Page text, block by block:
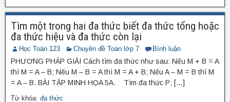
Tìm một trong hai đa thức biết đa thức tổng hoặc
đa thức hiệu và đa thức còn lại
Học Toán 123 Chuyên đề Toán lớp 7 Bình luận
PHƯƠNG PHÁP GIẢI Cách tìm đa thức như sau: Nếu M + B = A
thì M = A – B; Nếu M – B = A thì M = A + B; Nếu A – M = B thì M
= A – B. BÀI TẬP MINH HỌA 5A. Tìm đa thức P; […]
Từ khóa: đa thức